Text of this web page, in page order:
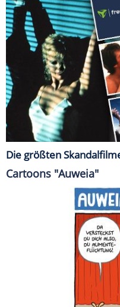
Die größten
Cartoons "Auweia"